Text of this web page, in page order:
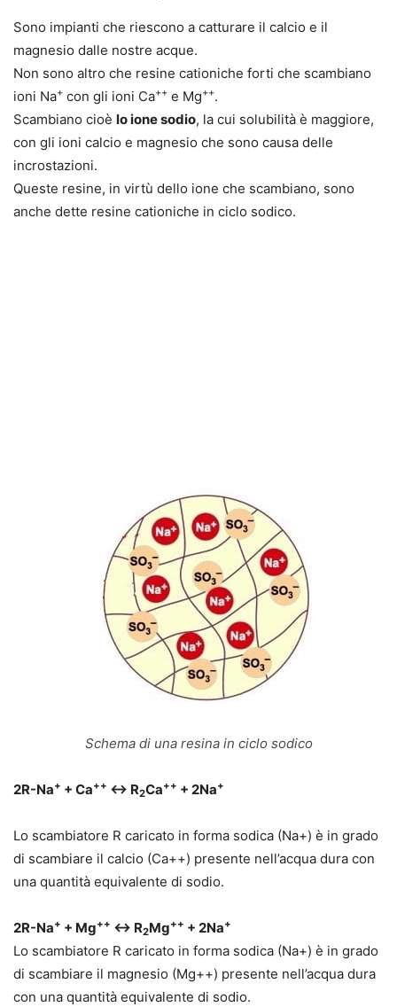
Sono impianti che riescono a catturare il calcio e il
magnesio dalle nostre acque.
Non sono altro che resine cationiche forti che scambiano
ioni Na+ con gli ioni Ca++ e Mg++.
Scambiano cioè lo ione sodio, la cui solubilità è maggiore,
con gli ioni calcio e magnesio che sono causa delle
incrostazioni.
Queste resine, in virtù dello ione che scambiano, sono
anche dette resine cationiche in ciclo sodico.
Schema di una resina in ciclo sodico
2R-Na+ + Ca++ ↔ R2Ca++ + 2Na+
Lo scambiatore R caricato in forma sodica (Na+) è in grado
di scambiare il calcio (Ca++) presente nell’acqua dura con
una quantità equivalente di sodio.
2R-Na+ + Mg++ ↔ R2Mg++ + 2Na+
Lo scambiatore R caricato in forma sodica (Na+) è in grado
di scambiare il magnesio (Mg++) presente nell’acqua dura
con una quantità equivalente di sodio.